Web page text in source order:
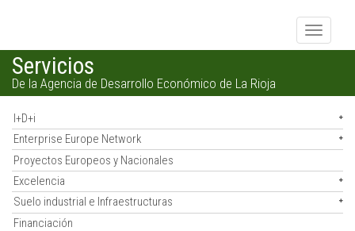
Alternar
Servicios
De la Agencia de Desarrollo Económico de La Rioja
I+D+i
Enterprise Europe Network
Proyectos Europeos y Nacionales
Excelencia
Suelo industrial e Infraestructuras
Financiación